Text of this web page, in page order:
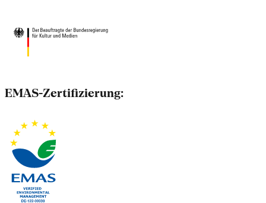
EMAS-Zertifizierung: